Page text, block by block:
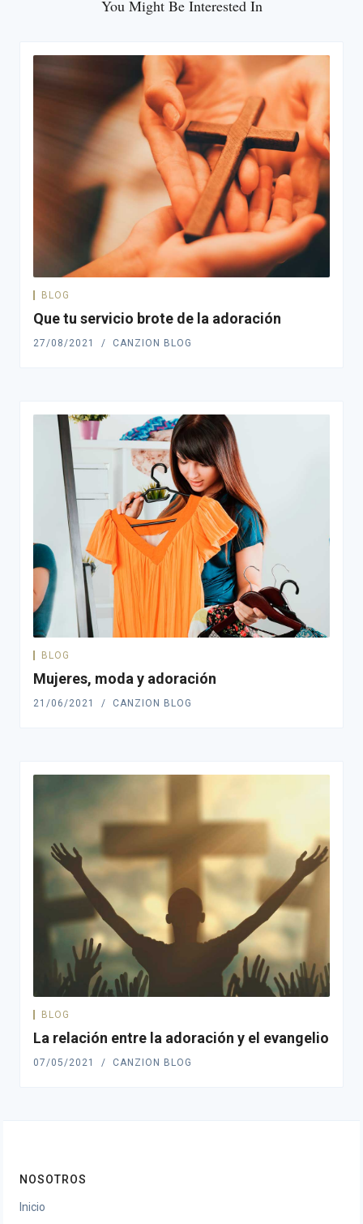
You Might Be Interested In
BLOG
Que tu servicio brote de la adoración
27/08/2021 CANZION BLOG
BLOG
Mujeres, moda y adoración
21/06/2021 CANZION BLOG
BLOG
La relación entre la adoración y el evangelio
07/05/2021 CANZION BLOG
NOSOTROS
Inicio